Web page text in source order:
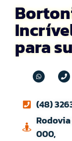
para
(48)
000,